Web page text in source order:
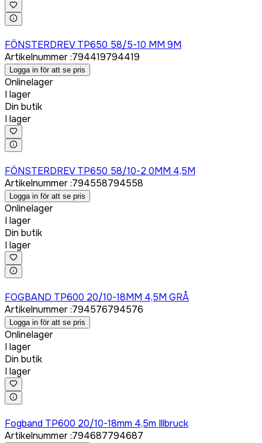
FÖNSTERDREV TP650 58/5-10 MM 9M
Artikelnummer:794419794419
Logga in för att se pris
Onlinelager
I lager
Din butik
I lager
FÖNSTERDREV TP650 58/10-2 0MM 4,5M
Artikelnummer:794558794558
Logga in för att se pris
Onlinelager
I lager
Din butik
I lager
FOGBAND TP600 20/10-18MM 4,5M GRÅ
Artikelnummer:794576794576
Logga in för att se pris
Onlinelager
I lager
Din butik
I lager
Fogband TP600 20/10-18mm 4,5m Illbruck
Artikelnummer:794687794687